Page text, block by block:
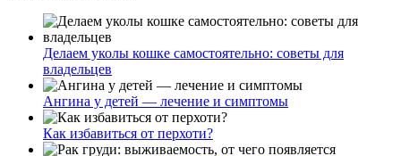
Делаем уколы кошке самостоятельно: советы для
владельцев
Ангина у детей — лечение и симптомы
Как избавиться от перхоти?